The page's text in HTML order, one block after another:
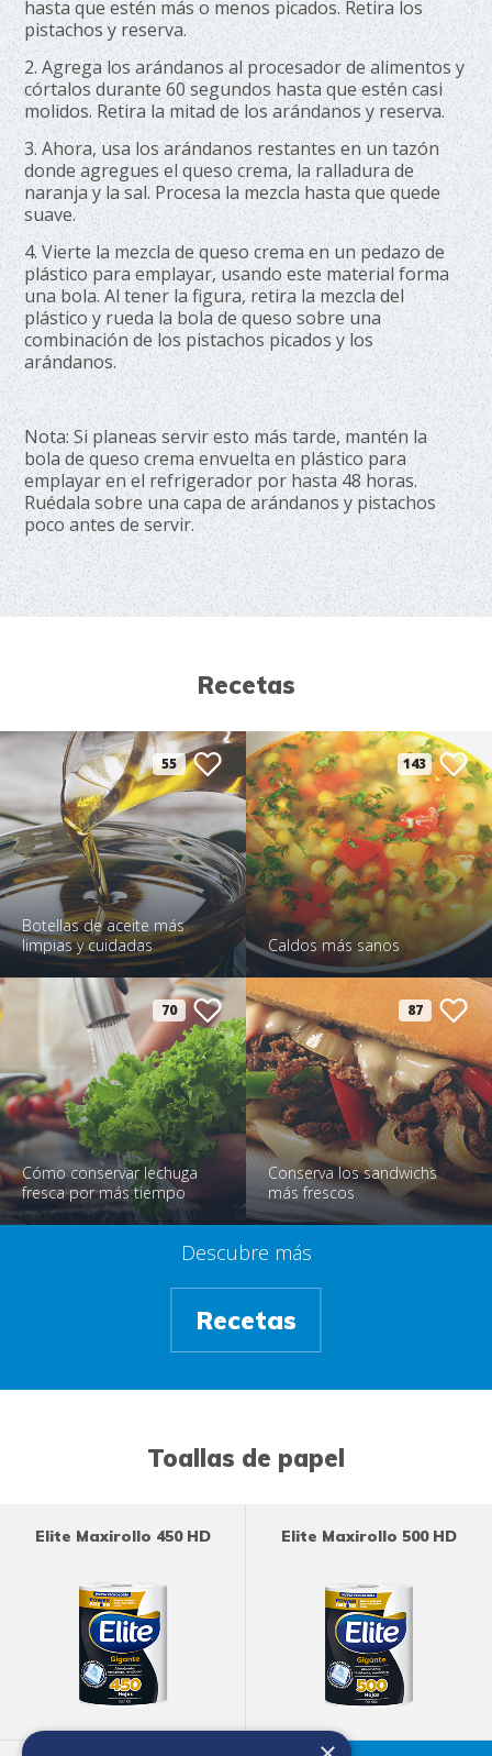
hasta que estén más o menos picados. Retira los
pistachos y reserva.
2. Agrega los arándanos al procesador de alimentos y
córtalos durante 60 segundos hasta que estén casi
molidos. Retira la mitad de los arándanos y reserva.
3. Ahora, usa los arándanos restantes en un tazón
donde agregues el queso crema, la ralladura de
naranja y la sal. Procesa la mezcla hasta que quede
suave.
4. Vierte la mezcla de queso crema en un pedazo de
plástico para emplayar, usando este material forma
una bola. Al tener la figura, retira la mezcla del
plástico y rueda la bola de queso sobre una
combinación de los pistachos picados y los
arándanos.
Nota: Si planeas servir esto más tarde, mantén la
bola de queso crema envuelta en plástico para
emplayar en el refrigerador por hasta 48 horas.
Ruédala sobre una capa de arándanos y pistachos
poco antes de servir.
Recetas
55
Botellas de aceite más
limpias y cuidadas
143
Caldos más sanos
70
Cómo conservar lechuga
fresca por más tiempo
87
Conserva los sandwichs
más frescos
Descubre más
Recetas
Toallas de papel
Elite Maxirollo 450 HD Elite Maxirollo 500 HD